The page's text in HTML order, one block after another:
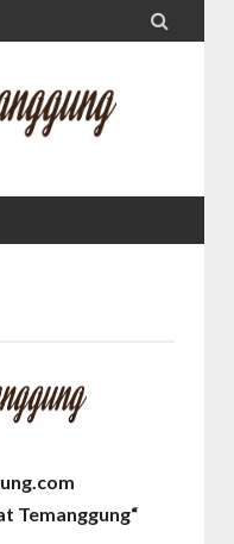

Temanggung“